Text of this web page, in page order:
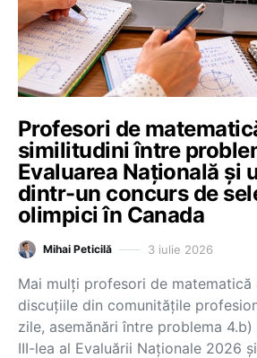
Profesori de
similitudini între
Evaluarea Națională și
dintr-un concurs de
olimpici în Canada
Mihai Peticilă 3 iulie 2026
Mai mulți profesori de matematică
discuțiile din comunitățile
zile, asemănări între problema
III-lea al Evaluării Naționale 2026